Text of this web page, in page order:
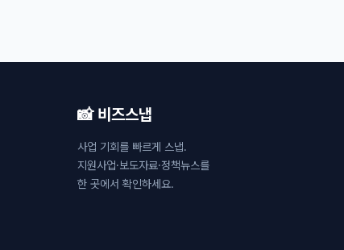
📸 비즈스냅
사업 기회를 빠르게 스냅.
지원사업·보도자료·정책뉴스를
한 곳에서 확인하세요.